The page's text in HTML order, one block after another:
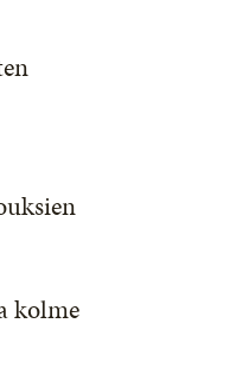
kolme